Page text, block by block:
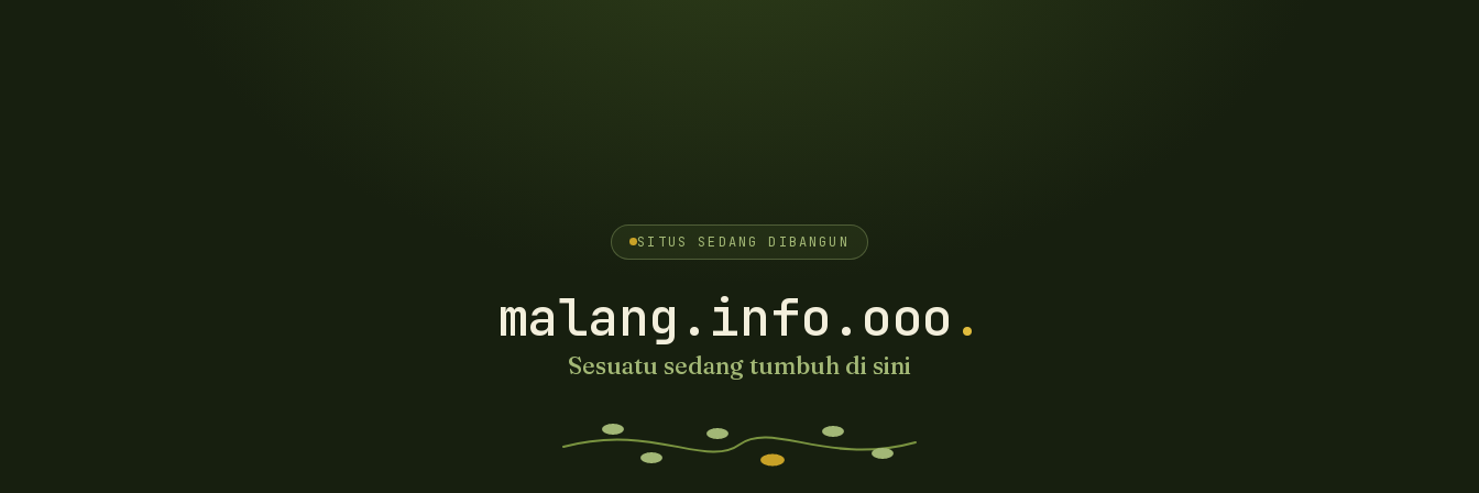
SITUS SEDANG DIBANGUN
malang.info.ooo .
Sesuatu sedang tumbuh di sini